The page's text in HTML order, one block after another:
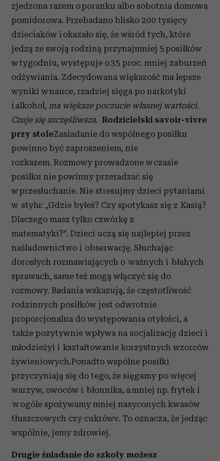
zjedzona razem o poranku albo sobotnia domowa
pomidorowa. Przebadano blisko 200 tysięcy
dzieciaków i okazało się, że wśród tych, które
jedzą ze swoją rodziną przynajmniej 5 posiłków
w tygodniu, występuje o 35 proc. mniej zaburzeń
odżywiania. Zdecydowana większość ma lepsze
wyniki w nauce, rzadziej sięga po narkotyki
i alkohol, ma większe poczucie własnej wartości.
Czuje się szczęśliwsza. Rodzicielski savoir-vivre
przy stoleZasiadanie do wspólnego posiłku
powinno być zaproszeniem, nie
rozkazem. Rozmowy prowadzone w czasie
posiłku nie powinny przeradzać się
w przesłuchanie. Nie stresujmy dzieci pytaniami
w stylu: „Gdzie byłeś? Czy spotykasz się z Kasią?
Dlaczego masz tylko czwórkę z
matematyki?”. Dzieci uczą się najlepiej przez
naśladownictwo i obserwację. Słuchając
dorosłych rozmawiających o ważnych i błahych
sprawach, same też mogą włączyć się do
rozmowy. Badania wskazują, że częstotliwość
rodzinnych posiłków jest odwrotnie
proporcjonalna do występowania otyłości, a
także pozytywnie wpływa na socjalizację dzieci i
młodzieżyi i kształtowanie korzystnych wzorców
żywieniowych.Ponadto wspólne posiłki
przyczyniają się do tego, że sięgamy po więcej
warzyw, owoców i błonnika, a mniej np. frytek i
w ogóle spożywamy mniej nasyconych kwasów
tłuszczowych czy cukrówv. To oznacza, że jedząc
wspólnie, jemy zdrowiej.
Drugie śniadanie do szkoły możesz